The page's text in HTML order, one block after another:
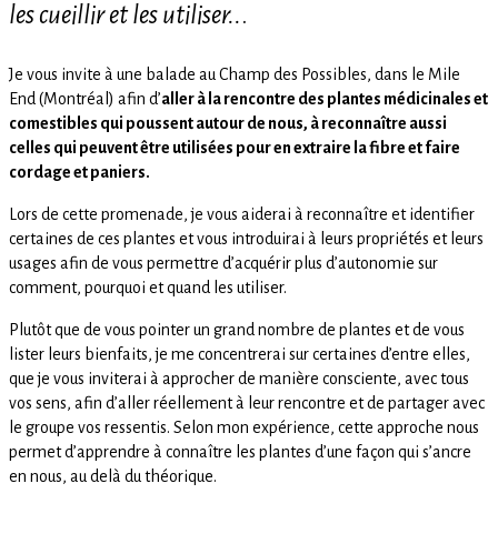
les cueillir et les utiliser...
Je vous invite à une balade au Champ des Possibles, dans le Mile
End (Montréal) afin d’aller à la rencontre des plantes médicinales et
comestibles qui poussent autour de nous, à reconnaître aussi
celles qui peuvent être utilisées pour en extraire la fibre et faire
cordage et paniers.
Lors de cette promenade, je vous aiderai à reconnaître et identifier
certaines de ces plantes et vous introduirai à leurs propriétés et leurs
usages afin de vous permettre d’acquérir plus d’autonomie sur
comment, pourquoi et quand les utiliser.
Plutôt que de vous pointer un grand nombre de plantes et de vous
lister leurs bienfaits, je me concentrerai sur certaines d’entre elles,
que je vous inviterai à approcher de manière consciente, avec tous
vos sens, afin d’aller réellement à leur rencontre et de partager avec
le groupe vos ressentis. Selon mon expérience, cette approche nous
permet d’apprendre à connaître les plantes d’une façon qui s’ancre
en nous, au delà du théorique.